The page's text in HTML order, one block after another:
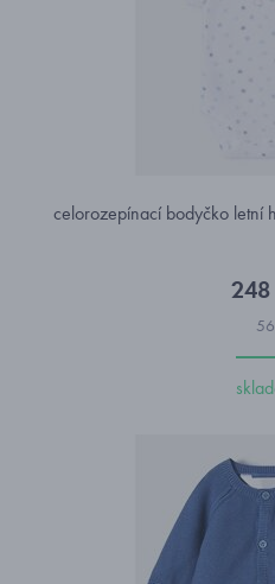
celorozepínací bodyčko letní
248
56